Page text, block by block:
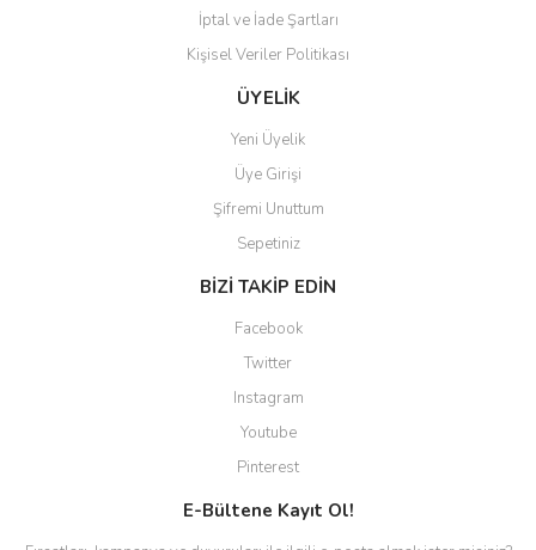
İptal ve İade Şartları
Kişisel Veriler Politikası
ÜYELİK
Yeni Üyelik
Üye Girişi
Şifremi Unuttum
Sepetiniz
BİZİ TAKİP EDİN
Facebook
Twitter
Instagram
Youtube
Pinterest
E-Bültene Kayıt Ol!